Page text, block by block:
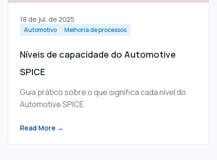
18 de jul. de 2025
Automotivo Melhoria de processos
Níveis de capacidade do Automotive
SPICE
Guia prático sobre o que significa cada nível do
Automotive SPICE.
Read More →